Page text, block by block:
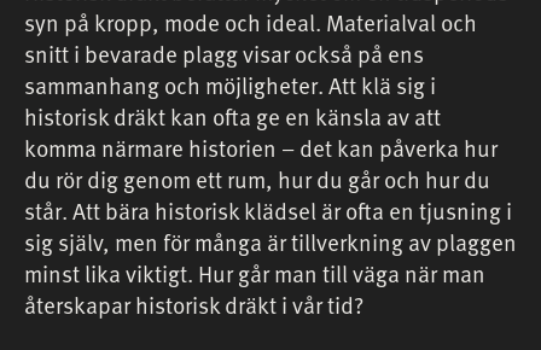
syn på kropp, mode och ideal. Materialval och
snitt i bevarade plagg visar också på ens
sammanhang och möjligheter. Att klä sig i
historisk dräkt kan ofta ge en känsla av att
komma närmare historien – det kan påverka hur
du rör dig genom ett rum, hur du går och hur du
står. Att bära historisk klädsel är ofta en tjusning i
sig själv, men för många är tillverkning av plaggen
minst lika viktigt. Hur går man till väga när man
återskapar historisk dräkt i vår tid?